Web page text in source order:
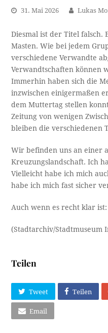
31. Mai 2026 Lukas
Diesmal ist der Titel falsch.
Masten. Wie bei jedem
verschiedene Verwandte
Verwandtschaften können
Immerhin haben sich die
inzwischen einigermaßen
dem Muttertag stellen
Zeitung von wenigen
bleiben die verschiedenen
Wir befinden uns an einer
Kreuzungslandschaft. Ich
Vielleicht habe ich mich
habe ich mich fast sicher
Auch wenn es recht klar
(Stadtarchiv/Stadtmuseum
Teilen
Tweet Teilen
Email